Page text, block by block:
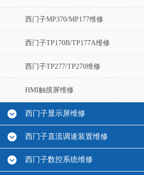
西门子MP370/MP177维修
西门子TP170B/TP177A维修
西门子TP277/TP270维修
HMI触摸屏维修
西门子显示屏维修
西门子直流调速装置维修
西门子数控系统维修